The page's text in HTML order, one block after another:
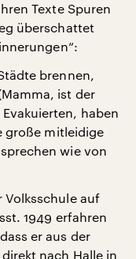
Texte Spuren
überschattet
brennen,
ist der
haben
große mitleidige
wie von
Volksschule auf
1949 erfahren
er aus der
nach Halle in